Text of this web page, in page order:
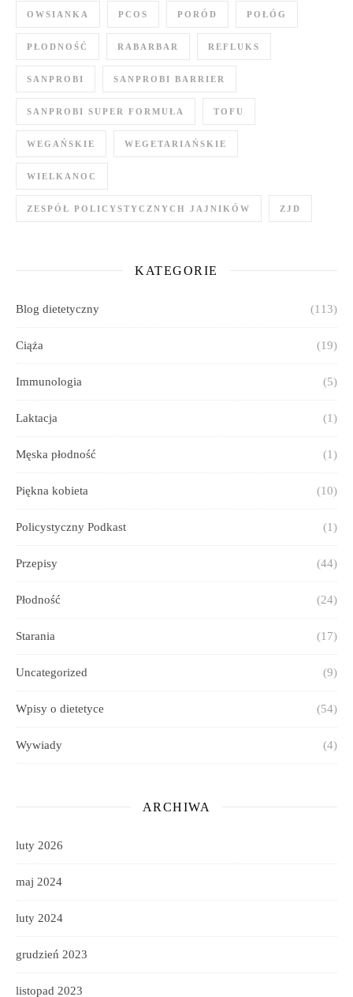
OWSIANKA PCOS PORÓD POŁÓG
PŁODNOŚĆ RABARBAR REFLUKS
SANPROBI SANPROBI BARRIER
SANPROBI SUPER FORMUŁA TOFU
WEGAŃSKIE WEGETARIAŃSKIE
WIELKANOC
ZESPÓŁ POLICYSTYCZNYCH JAJNIKÓW ZJD
KATEGORIE
Blog dietetyczny (113)
Ciąża (19)
Immunologia (5)
Laktacja (1)
Męska płodność (1)
Piękna kobieta (10)
Policystyczny Podkast (1)
Przepisy (44)
Płodność (24)
Starania (17)
Uncategorized (9)
Wpisy o dietetyce (54)
Wywiady (4)
ARCHIWA
luty 2026
maj 2024
luty 2024
grudzień 2023
listopad 2023